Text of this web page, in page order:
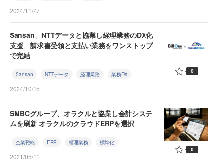
2024/11/27
Sansan、NTTデータと協業し経理業務のDX化
支援 請求書受領と支払い業務をワンストップ
で完結
Sansan NTTデータ 経理業務 業務DX
2024/10/15
0
SMBCグループ、オラクルと協業し会計システ
ムを刷新 オラクルのクラウドERPを選択
企業戦略 ERP 経理業務 標準化
2021/05/11
0